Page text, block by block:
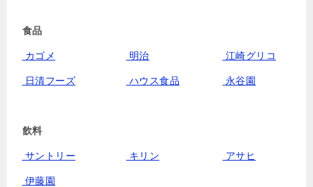
食品
カゴメ 明治 江崎グリコ
日清フーズ ハウス食品 永谷園
飲料
サントリー キリン アサヒ
伊藤園